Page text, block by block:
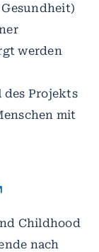
werden
des Projekts
mit
Childhood
nach